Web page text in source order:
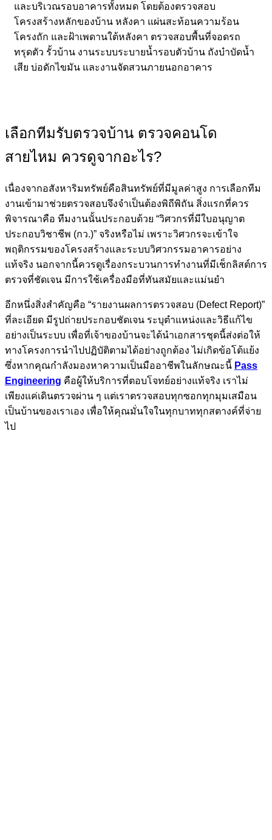
และบริเวณรอบอาคารทั้งหมด โดยต้องตรวจสอบ
โครงสร้างหลักของบ้าน หลังคา แผ่นสะท้อนความร้อน
โครงถัก และฝ้าเพดานใต้หลังคา ตรวจสอบพื้นที่จอดรถ
ทรุดตัว รั้วบ้าน งานระบบระบายน้ำรอบตัวบ้าน ถังบำบัดน้ำ
เสีย บ่อดักไขมัน และงานจัดสวนภายนอกอาคาร
เลือกทีมรับตรวจบ้าน ตรวจคอนโด
สายไหม ควรดูจากอะไร?
เนื่องจากอสังหาริมทรัพย์คือสินทรัพย์ที่มีมูลค่าสูง การเลือกทีม
งานเข้ามาช่วยตรวจสอบจึงจำเป็นต้องพิถีพิถัน สิ่งแรกที่ควร
พิจารณาคือ ทีมงานนั้นประกอบด้วย “วิศวกรที่มีใบอนุญาต
ประกอบวิชาชีพ (กว.)” จริงหรือไม่ เพราะวิศวกรจะเข้าใจ
พฤติกรรมของโครงสร้างและระบบวิศวกรรมอาคารอย่าง
แท้จริง นอกจากนี้ควรดูเรื่องกระบวนการทำงานที่มีเช็กลิสต์การ
ตรวจที่ชัดเจน มีการใช้เครื่องมือที่ทันสมัยและแม่นยำ
อีกหนึ่งสิ่งสำคัญคือ “รายงานผลการตรวจสอบ (Defect Report)”
ที่ละเอียด มีรูปถ่ายประกอบชัดเจน ระบุตำแหน่งและวิธีแก้ไข
อย่างเป็นระบบ เพื่อที่เจ้าของบ้านจะได้นำเอกสารชุดนี้ส่งต่อให้
ทางโครงการนำไปปฏิบัติตามได้อย่างถูกต้อง ไม่เกิดข้อโต้แย้ง
ซึ่งหากคุณกำลังมองหาความเป็นมืออาชีพในลักษณะนี้ Pass
Engineering คือผู้ให้บริการที่ตอบโจทย์อย่างแท้จริง เราไม่
เพียงแค่เดินตรวจผ่าน ๆ แต่เราตรวจสอบทุกซอกทุกมุมเสมือน
เป็นบ้านของเราเอง เพื่อให้คุณมั่นใจในทุกบาททุกสตางค์ที่จ่าย
ไป